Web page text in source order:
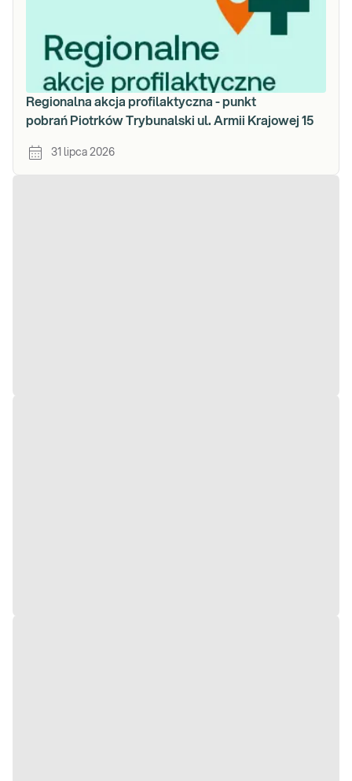
Regionalna akcja profilaktyczna - punkt
pobrań Piotrków Trybunalski ul. Armii Krajowej 15
31 lipca 2026